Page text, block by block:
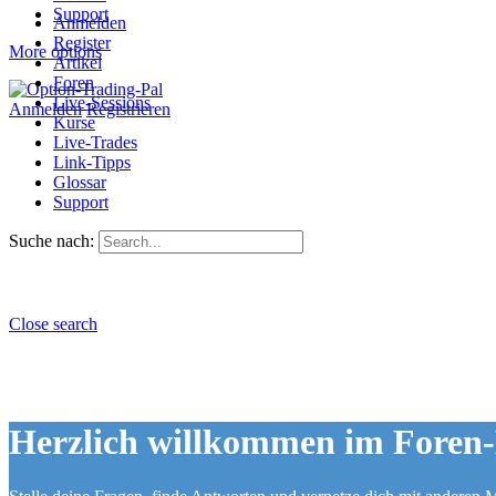
Support
More options
Anmelden Registrieren
Anmelden
Register
Artikel
Foren
Live-Sessions
Kurse
Live-Trades
Link-Tipps
Glossar
Support
Suche nach:
Close search
Herzlich willkommen im